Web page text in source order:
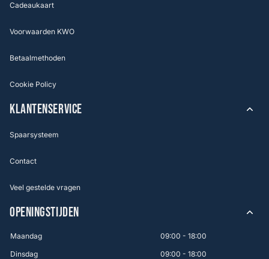
Cadeaukaart
Voorwaarden KWO
Betaalmethoden
Cookie Policy
KLANTENSERVICE
Spaarsysteem
Contact
Veel gestelde vragen
OPENINGSTIJDEN
Maandag
09:00 - 18:00
Dinsdag
09:00 - 18:00